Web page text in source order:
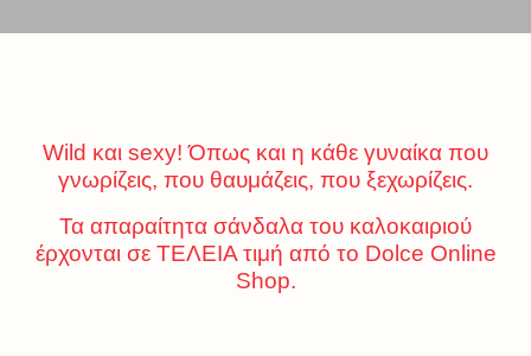
Wild και sexy! Όπως και η κάθε γυναίκα που
γνωρίζεις, που θαυμάζεις, που ξεχωρίζεις.
Τα απαραίτητα σάνδαλα του καλοκαιριού
έρχονται σε ΤΕΛΕΙΑ τιμή από το Dolce Online
Shop.